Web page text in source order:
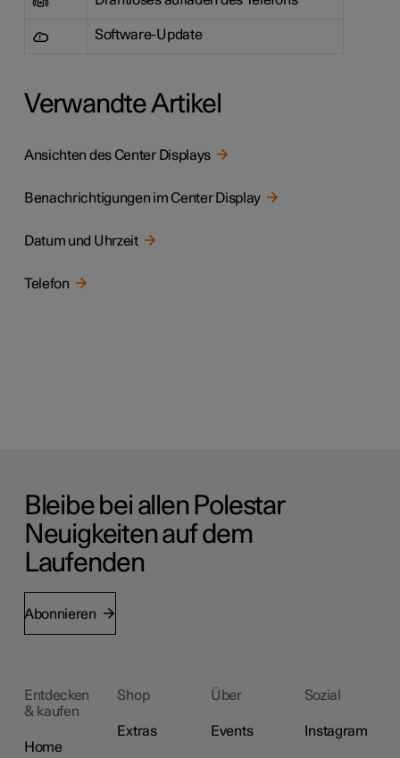
Software-Update
Verwandte Artikel
Ansichten des Center Displays
Benachrichtigungen im Center Display
Datum und Uhrzeit
Telefon
Bleibe bei allen Polestar
Neuigkeiten auf dem
Laufenden
Abonnieren
Entdecken
& kaufen
Home
Shop
Extras
Über
Events
Sozial
Instagram